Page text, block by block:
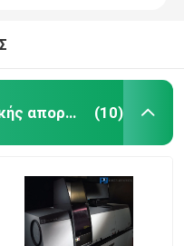
Spectrophotometer ατομικής απορρόφησης (10)